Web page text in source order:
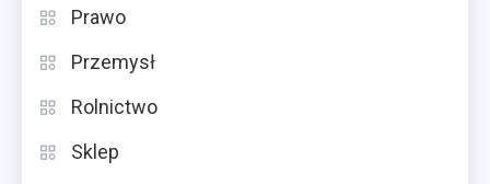
Prawo
Przemysł
Rolnictwo
Sklep